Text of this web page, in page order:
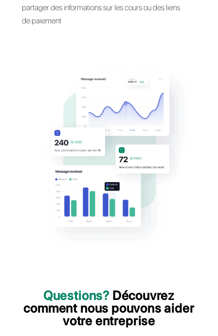
Communiquez avec
vos étudiantssur leurs
app favorites
Parlez avec vos étudiants sur WhatsApp,
Telegram et Direct, prendre des rendez-vous,
partager des informations sur les cours ou des
de paiement